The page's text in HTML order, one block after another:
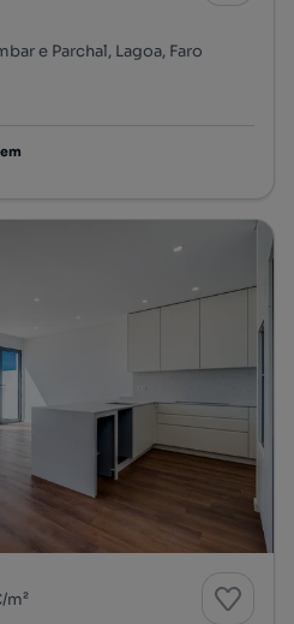
e Parchal, Lagoa, Faro
m²